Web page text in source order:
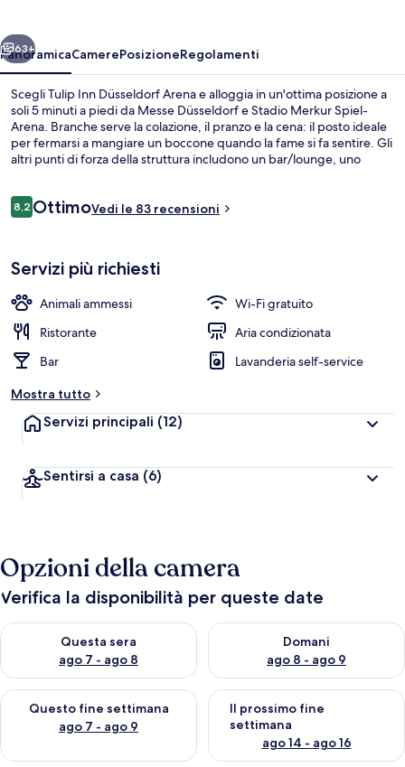
Avanti
63+
PanoramicaCamerePosizioneRegolamenti
Scegli Tulip Inn Düsseldorf Arena e alloggia in un'ottima posizione a
soli 5 minuti a piedi da Messe Düsseldorf e Stadio Merkur Spiel-
Arena. Branche serve la colazione, il pranzo e la cena: il posto ideale
per fermarsi a mangiare un boccone quando la fame si fa sentire. Gli
altri punti di forza della struttura includono un bar/lounge, uno
trova a 4 min a piedi e Sportpark Nord-Europaplatz U-Bahn a 8.
Recensioni
8,28,2 su 10
OttimoVedi le 83 recensioni
Servizi più richiesti
Animali ammessi
Wi-Fi gratuito
Ristorante
Aria condizionata
Bar
Lavanderia self-service
Mostra tutto
Servizi principali (12)
Sentirsi a casa (6)
Opzioni della camera
Verifica la disponibilità per queste date
Questa sera
ago 7 - ago 8
Verifica la disponibilità per questa sera, ago 7 - ago 8
Domani
ago 8 - ago 9
Verifica la disponibilità per
Questo fine settimana
ago 7 - ago 9
Verifica la disponibilità per questo fine settimana, ago 7 - ago
Il prossimo fine
settimana
ago 14 - ago 16
Verifica la disponibilità per il